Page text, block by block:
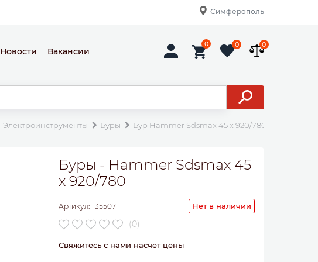
Симферополь
Новости Вакансии
0 0 0
Электроинструменты Буры Бур Hammer Sdsmax 45 x 920/780
Буры - Hammer Sdsmax 45
x 920/780
Артикул: 135507 Нет в наличии
(0)
Свяжитесь с нами насчет цены